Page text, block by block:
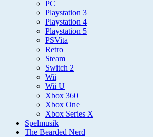
PC
Playstation 3
Playstation 4
Playstation 5
PSVita
Retro
Steam
Switch 2
Wii
Wii U
Xbox 360
Xbox One
Xbox Series X
Spelmusik
The Bearded Nerd